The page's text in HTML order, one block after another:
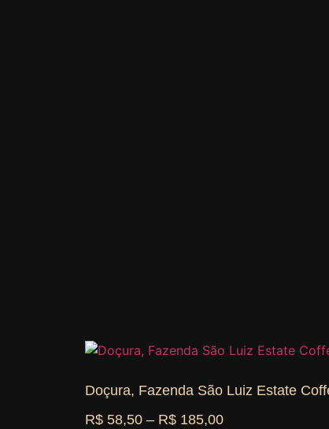
Doçura, Fazenda São Luiz Estate
R$58,50 – R$185,00